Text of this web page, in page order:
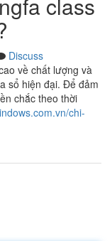
Discuss
về chất lượng và
sổ hiện đại. Để đảm
chắc theo thời
chi-